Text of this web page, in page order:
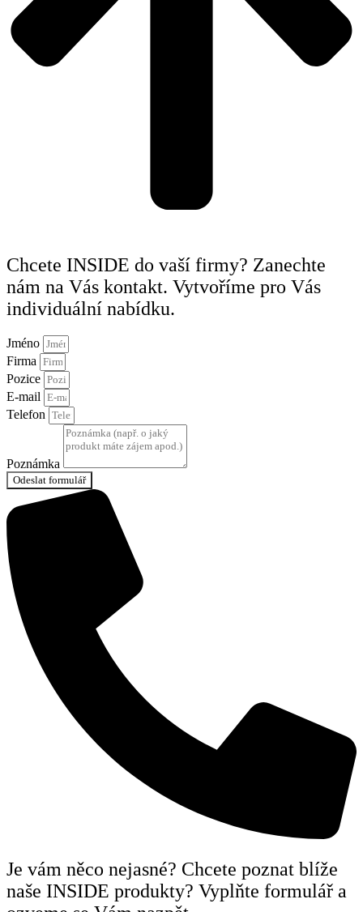
Chcete INSIDE do vaší firmy? Zanechte
nám na Vás kontakt. Vytvoříme pro Vás
individuální nabídku.
Jméno
Firma
Pozice
E-mail
Telefon
Poznámka
Odeslat formulář
Je vám něco nejasné? Chcete poznat blíže
naše INSIDE produkty? Vyplňte formulář a